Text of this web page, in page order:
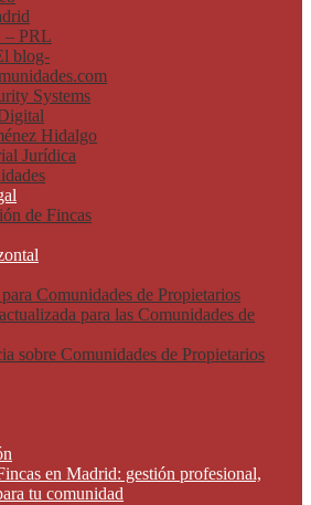
– PRL
blog-
Systems
Hidalgo
Jurídica
de Fincas
Comunidades de Propietarios
para las Comunidades de
sobre Comunidades de Propietarios
en Madrid: gestión profesional,
tu comunidad